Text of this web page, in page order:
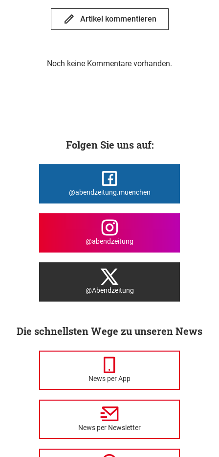
Artikel kommentieren
Noch keine Kommentare vorhanden.
Folgen Sie uns auf:
@abendzeitung.muenchen
@abendzeitung
@Abendzeitung
Die schnellsten Wege zu unseren News
News per App
News per Newsletter